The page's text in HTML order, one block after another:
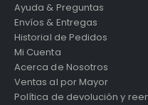
Ayuda & Preguntas
Envíos & Entregas
Historial de Pedidos
Mi Cuenta
Acerca de Nosotros
Ventas al por Mayor
Política de devolución y